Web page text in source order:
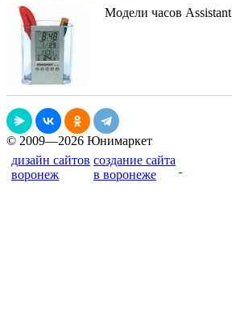
Модели часов Assistant
© 2009—2026 Юнимаркет
дизайн сайтов
воронеж
создание сайта
в воронеже